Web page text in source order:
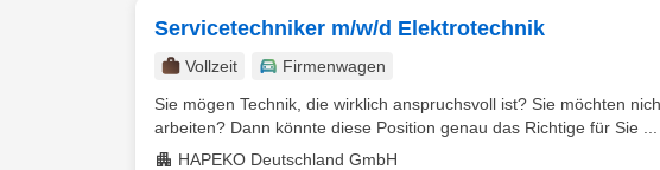
Servicetechniker m/w/d Elektrotechnik
Vollzeit
Firmenwagen
Sie mögen Technik, die wirklich anspruchsvoll ist? Sie möchten
arbeiten? Dann könnte diese Position genau das Richtige für Sie ...
HAPEKO Deutschland GmbH